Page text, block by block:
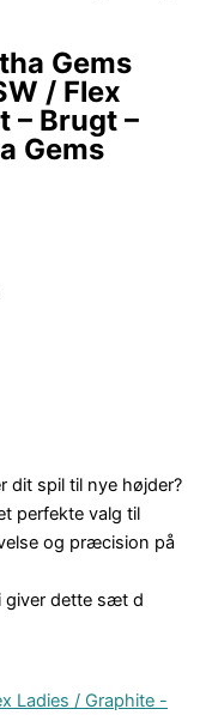
Gems
/ Flex
– Brugt –
Gems
dit spil til nye højder?
perfekte valg til
og præcision på
giver dette sæt d